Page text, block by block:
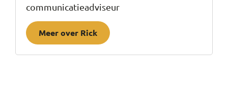
communicatieadviseur
Meer over Rick